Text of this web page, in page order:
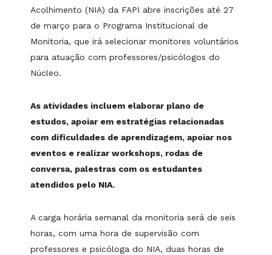
Acolhimento (NIA) da FAPI abre inscrições até 27
de março para o Programa Institucional de
Monitoria, que irá selecionar monitores voluntários
para atuação com professores/psicólogos do
Núcleo.
As atividades incluem elaborar plano de
estudos, apoiar em estratégias relacionadas
com dificuldades de aprendizagem, apoiar nos
eventos e realizar workshops, rodas de
conversa, palestras com os estudantes
atendidos pelo NIA.
A carga horária semanal da monitoria será de seis
horas, com uma hora de supervisão com
professores e psicóloga do NIA, duas horas de